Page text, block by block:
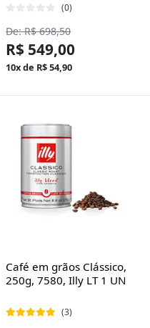
(0)
De: R$ 698,50
R$ 549,00
10x de R$ 54,90
Café em grãos Clássico,
250g, 7580, Illy LT 1 UN
(3)